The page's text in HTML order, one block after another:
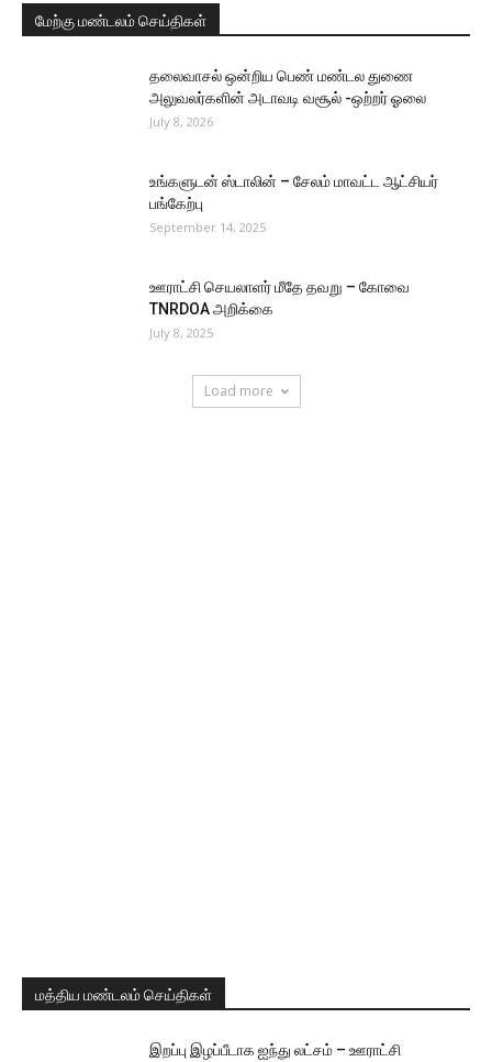
மேற்கு மண்டலம் செய்திகள்
தலைவாசல் ஒன்றிய பெண் மண்டல துணை
அலுவலர்களின் அடாவடி வசூல் -ஒற்றர் ஓலை
July 8, 2026
உங்களுடன் ஸ்டாலின் – சேலம் மாவட்ட ஆட்சியர்
பங்கேற்பு
September 14, 2025
ஊராட்சி செயலாளர் மீதே தவறு – கோவை
TNRDOA அறிக்கை
July 8, 2025
Load more
மத்திய மண்டலம் செய்திகள்
இறப்பு இழப்பீடாக ஐந்து லட்சம் – ஊராட்சி